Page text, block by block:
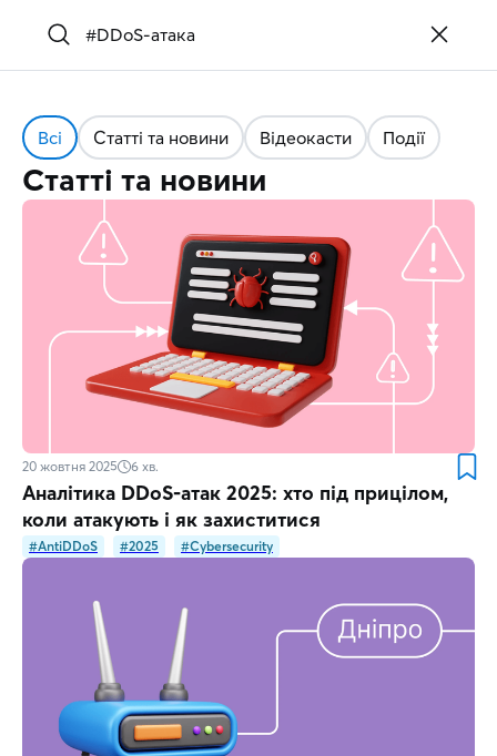
Всі Статті та новини Відеокасти Події
Статті та новини
20 жовтня 2025 6 хв.
Аналітика DDoS-атак 2025: хто під прицілом,
коли атакують і як захиститися
#AntiDDoS #2025 #Cybersecurity